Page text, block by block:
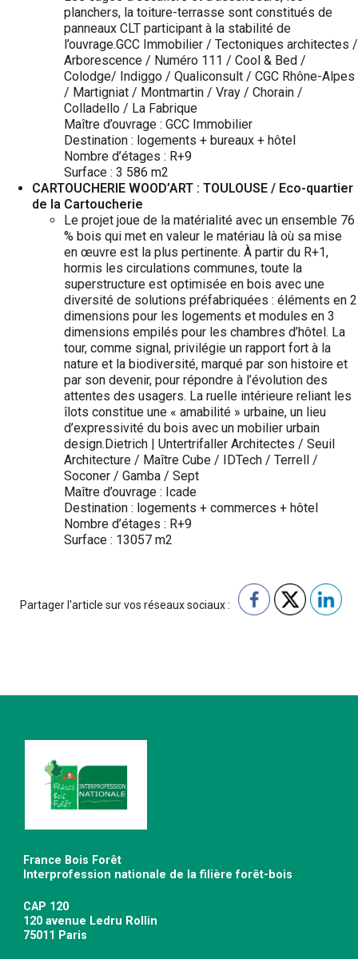
planchers, la toiture-terrasse sont constitués de
panneaux CLT participant à la stabilité de
l’ouvrage.GCC Immobilier / Tectoniques architectes /
Arborescence / Numéro 111 / Cool & Bed /
Colodge/ Indiggo / Qualiconsult / CGC Rhône-Alpes
/ Martigniat / Montmartin / Vray / Chorain /
Colladello / La Fabrique
Maître d’ouvrage : GCC Immobilier
Destination : logements + bureaux + hôtel
Nombre d’étages : R+9
Surface : 3 586 m2
CARTOUCHERIE WOOD’ART : TOULOUSE / Eco-quartier
de la Cartoucherie
Le projet joue de la matérialité avec un ensemble 76
% bois qui met en valeur le matériau là où sa mise
en œuvre est la plus pertinente. À partir du R+1,
hormis les circulations communes, toute la
superstructure est optimisée en bois avec une
diversité de solutions préfabriquées : éléments en 2
dimensions pour les logements et modules en 3
dimensions empilés pour les chambres d’hôtel. La
tour, comme signal, privilégie un rapport fort à la
nature et la biodiversité, marqué par son histoire et
par son devenir, pour répondre à l’évolution des
attentes des usagers. La ruelle intérieure reliant les
îlots constitue une « amabilité » urbaine, un lieu
d’expressivité du bois avec un mobilier urbain
design.Dietrich | Untertrifaller Architectes / Seuil
Architecture / Maître Cube / IDTech / Terrell /
Soconer / Gamba / Sept
Maître d’ouvrage : Icade
Destination : logements + commerces + hôtel
Nombre d’étages : R+9
Surface : 13057 m2
Partager l'article sur vos réseaux sociaux :
France Bois Forêt
Interprofession nationale de la filière forêt-bois
CAP 120
120 avenue Ledru Rollin
75011 Paris